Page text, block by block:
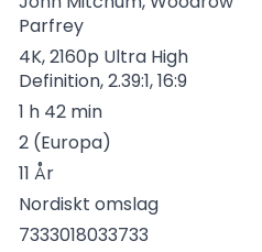
Parfrey
4K, 2160p Ultra High
Definition, 2.39:1, 16:9
1 h 42 min
2 (Europa)
11 År
Nordiskt omslag
7333018033733